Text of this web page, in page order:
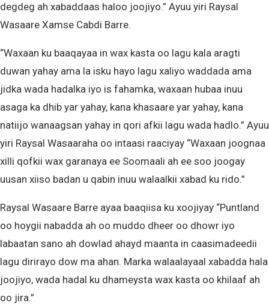
degdeg ah xabaddaas haloo joojiyo.” Ayuu yiri Raysal
Wasaare Xamse Cabdi Barre.
“Waxaan ku baaqayaa in wax kasta oo lagu kala aragti
duwan yahay ama la isku hayo lagu xaliyo waddada ama
jidka wada hadalka iyo is fahamka, waxaan hubaa inuu
asaga ka dhib yar yahay, kana khasaare yar yahay, kana
natiijo wanaagsan yahay in qori afkii lagu wada hadlo.” Ayuu
yiri Raysal Wasaaraha oo intaasi raaciyay “Waxaan joognaa
xilli qofkii wax garanaya ee Soomaali ah ee soo joogay
uusan xiiso badan u qabin inuu walaalkii xabad ku rido.”
Raysal Wasaare Barre ayaa baaqiisa ku xoojiyay “Puntland
oo hoygii nabadda ah oo muddo dheer oo dhowr iyo
labaatan sano ah dowlad ahayd maanta in caasimadeedii
lagu dirirayo dow ma ahan. Marka walaalayaal xabadda hala
joojiyo, wada hadal ku dhameysta wax kasta oo khilaaf ah
oo jira.”